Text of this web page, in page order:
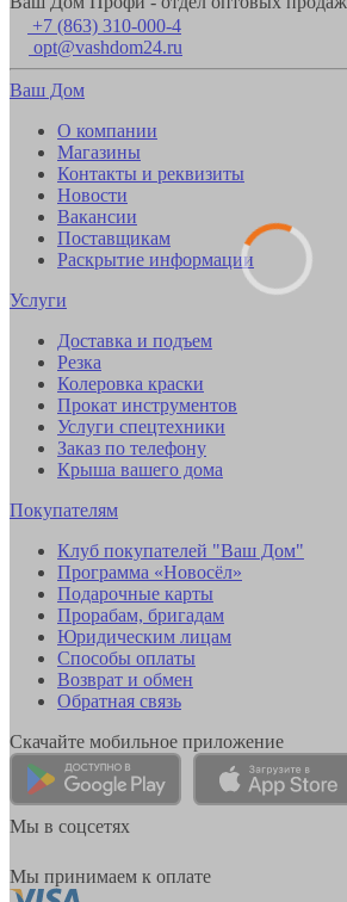
+7 (863) 310-000-4
opt@vashdom24.ru
Ваш Дом
О компании
Магазины
Контакты и реквизиты
Новости
Вакансии
Поставщикам
Раскрытие информации
Услуги
Доставка и подъем
Резка
Колеровка краски
Прокат инструментов
Услуги спецтехники
Заказ по телефону
Крыша вашего дома
Покупателям
Клуб покупателей "Ваш Дом"
Программа «Новосёл»
Подарочные карты
Прорабам, бригадам
Юридическим лицам
Способы оплаты
Возврат и обмен
Обратная связь
Скачайте мобильное приложение
Мы в соцсетях
Мы принимаем к оплате